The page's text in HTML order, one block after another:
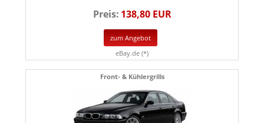
Preis: 138,80 EUR
zum Angebot
eBay.de (*)
Front- & Kühlergrills